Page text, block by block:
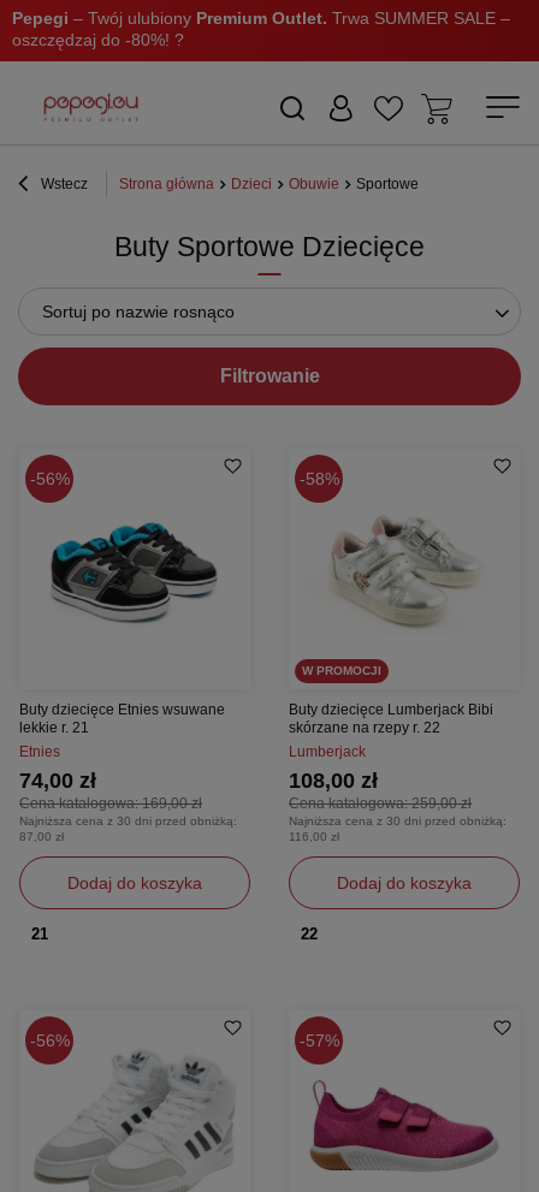
Pepegi – Twój ulubiony Premium Outlet. Trwa SUMMER SALE –
oszczędzaj do -80%! ?
Wstecz Strona główna Dzieci Obuwie Sportowe
Buty Sportowe Dziecięce
Sortuj po nazwie rosnąco
Filtrowanie
56%
Buty dziecięce Etnies wsuwane
lekkie r. 21
Etnies
Cena katalogowa:169,00 zł
74,00 zł
Najniższa cena z 30 dni przed obniżką:
87,00 zł
Dodaj do koszyka
21
58%
W PROMOCJI
Buty dziecięce Lumberjack Bibi
skórzane na rzepy r. 22
Lumberjack
Cena katalogowa:259,00 zł
108,00 zł
Najniższa cena z 30 dni przed obniżką:
116,00 zł
Dodaj do koszyka
22
56% 57%